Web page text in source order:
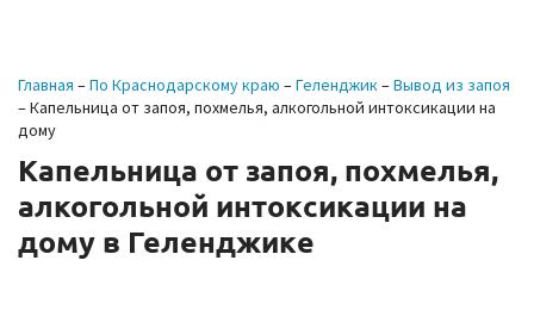
Главная –По Краснодарскому краю –Геленджик–Вывод из запоя
–Капельница от запоя, похмелья, алкогольной интоксикации на
дому
Капельница от запоя, похмелья,
алкогольной интоксикации на
дому в Геленджике